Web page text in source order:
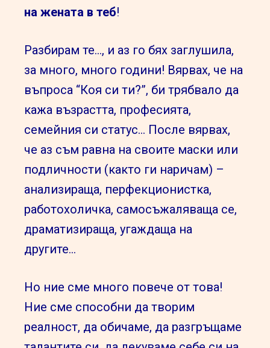
на жената в теб!
Разбирам те…, и аз го бях заглушила,
за много, много години! Вярвах, че на
въпроса “Коя си ти?”, би трябвало да
кажа възрастта, професията,
семейния си статус… После вярвах,
че аз съм равна на своите маски или
подличности (както ги наричам) –
анализираща, перфекционистка,
работохоличка, самосъжаляваща се,
драматизираща, угаждаща на
другите…
Но ние сме много повече от това!
Ние сме способни да творим
реалност, да обичаме, да разгръщаме